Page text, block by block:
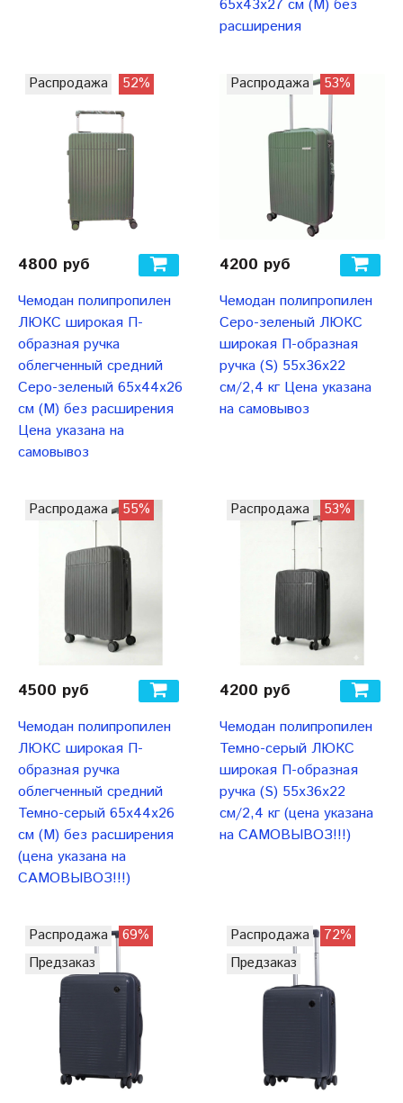
65x43x27 см (М) без
расширения
Распродажа 52%
4800 руб
Чемодан полипропилен
ЛЮКС широкая П-
образная ручка
облегченный средний
Серо-зеленый 65x44x26
см (М) без расширения
Цена указана на
самовывоз
Распродажа 53%
4200 руб
Чемодан полипропилен
Серо-зеленый ЛЮКС
широкая П-образная
ручка (S) 55х36х22
см/2,4 кг Цена указана
на самовывоз
Распродажа 55%
4500 руб
Чемодан полипропилен
ЛЮКС широкая П-
образная ручка
облегченный средний
Темно-серый 65x44x26
см (М) без расширения
(цена указана на
САМОВЫВОЗ!!!)
Распродажа 53%
4200 руб
Чемодан полипропилен
Темно-серый ЛЮКС
широкая П-образная
ручка (S) 55х36х22
см/2,4 кг (цена указана
на САМОВЫВОЗ!!!)
Распродажа
69%
Предзаказ
Распродажа
72%
Предзаказ